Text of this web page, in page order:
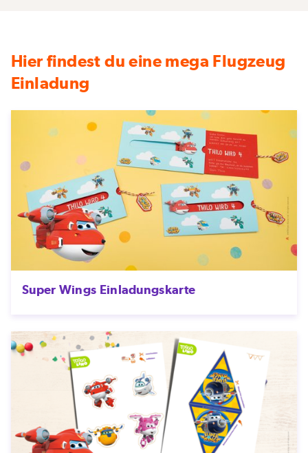
Hier findest du eine mega Flugzeug
Einladung
Super Wings Einladungskarte